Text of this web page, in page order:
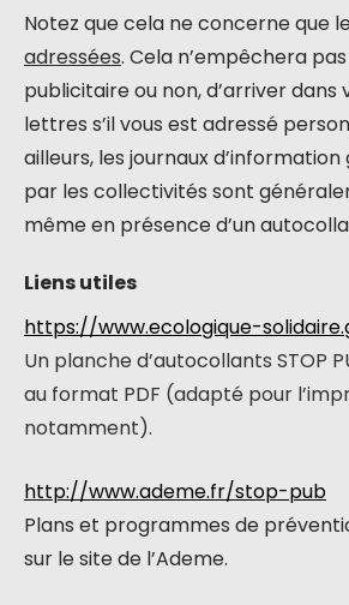
Notez que cela ne concerne que
adressées. Cela n’empêchera
publicitaire ou non, d’arriver
lettres s’il vous est adressé
ailleurs, les journaux
par les collectivités sont
même en présence d’un
Liens utiles
https://www.ecologique-
Un planche d’autocollants STOP
au format PDF (adapté pour
notamment).
http://www.ademe.fr/stop-pub
Plans et programmes de
sur le site de l’Ademe.